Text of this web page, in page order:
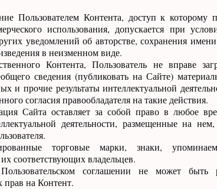
Пользователем Контента, доступ к которому
использования, допускается при
уведомлений об авторстве, сохранения
в неизменном виде.
Контента, Пользователь не вправе
сведения (публиковать на Сайте)
и прочие результаты интеллектуальной
согласия правообладателя на такие действия.
Сайта оставляет за собой право в любое
деятельности, размещенные на
торговые марки, знаки,
соответствующих владельцев.
соглашении не может быть
на Контент.